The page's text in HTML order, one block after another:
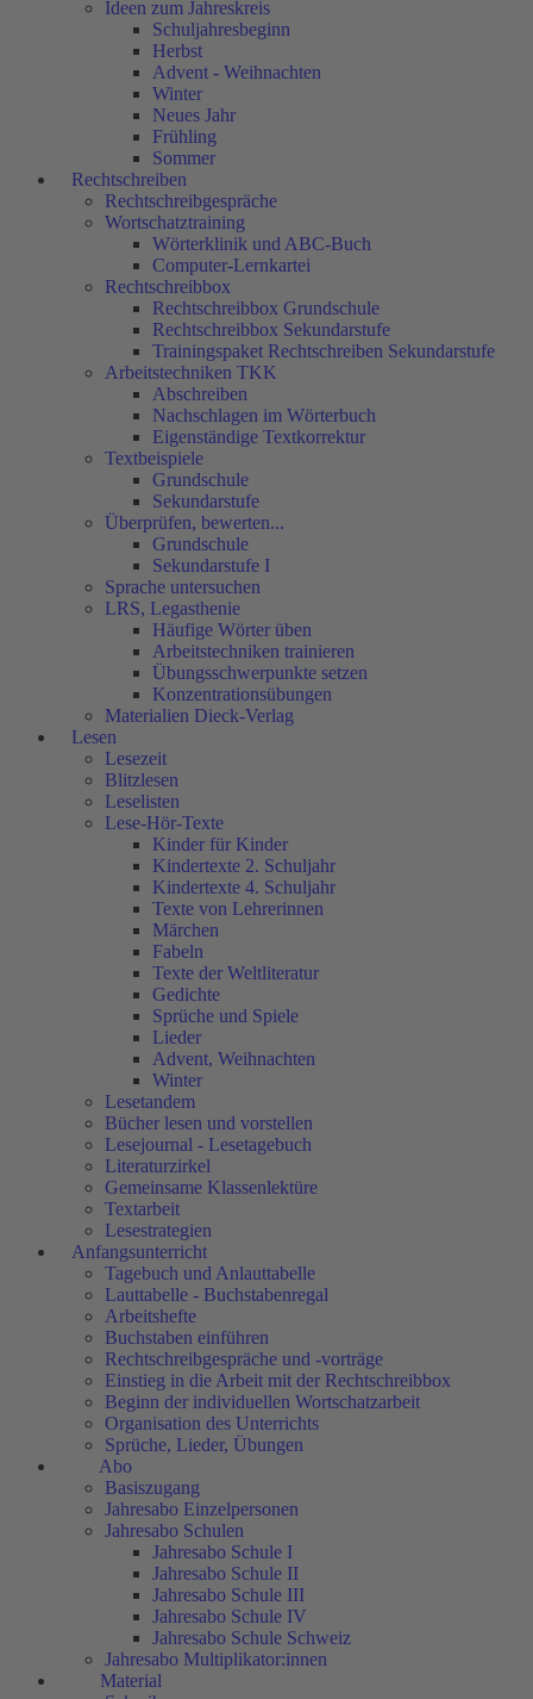
Ideen zum Jahreskreis
Schuljahresbeginn
Herbst
Advent - Weihnachten
Winter
Neues Jahr
Frühling
Sommer
Rechtschreiben
Rechtschreibgespräche
Wortschatztraining
Wörterklinik und ABC-Buch
Computer-Lernkartei
Rechtschreibbox
Rechtschreibbox Grundschule
Rechtschreibbox Sekundarstufe
Trainingspaket Rechtschreiben Sekundarstufe
Arbeitstechniken TKK
Abschreiben
Nachschlagen im Wörterbuch
Eigenständige Textkorrektur
Textbeispiele
Grundschule
Sekundarstufe
Überprüfen, bewerten...
Grundschule
Sekundarstufe I
Sprache untersuchen
LRS, Legasthenie
Häufige Wörter üben
Arbeitstechniken trainieren
Übungsschwerpunkte setzen
Konzentrationsübungen
Materialien Dieck-Verlag
Lesen
Lesezeit
Blitzlesen
Leselisten
Lese-Hör-Texte
Kinder für Kinder
Kindertexte 2. Schuljahr
Kindertexte 4. Schuljahr
Texte von Lehrerinnen
Märchen
Fabeln
Texte der Weltliteratur
Gedichte
Sprüche und Spiele
Lieder
Advent, Weihnachten
Winter
Lesetandem
Bücher lesen und vorstellen
Lesejournal - Lesetagebuch
Literaturzirkel
Gemeinsame Klassenlektüre
Textarbeit
Lesestrategien
Anfangsunterricht
Tagebuch und Anlauttabelle
Lauttabelle - Buchstabenregal
Arbeitshefte
Buchstaben einführen
Rechtschreibgespräche und -vorträge
Einstieg in die Arbeit mit der Rechtschreibbox
Beginn der individuellen Wortschatzarbeit
Organisation des Unterrichts
Sprüche, Lieder, Übungen
Abo
Basiszugang
Jahresabo Einzelpersonen
Jahresabo Schulen
Jahresabo Schule I
Jahresabo Schule II
Jahresabo Schule III
Jahresabo Schule IV
Jahresabo Schule Schweiz
Jahresabo Multiplikator:innen
Material